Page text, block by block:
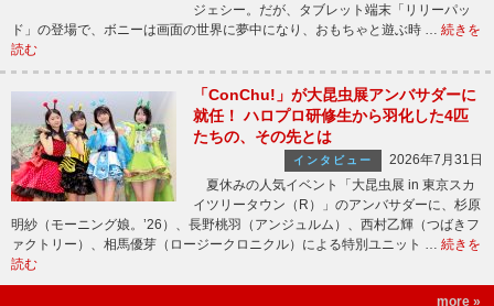
ジェシー。だが、タブレット端末「リリーパッ
ド」の登場で、ボニーは画面の世界に夢中になり、おもちゃと遊ぶ時 … 続きを
読む
「ConChu!」が大昆虫展アンバサダーに
就任！ ハロプロ研修生から羽化した4匹
たちの、その先とは
インタビュー
2026年7月31日
夏休みの人気イベント「大昆虫展 in 東京スカ
イツリータウン（R）」のアンバサダーに、杉原
明紗（モーニング娘。’26）、長野桃羽（アンジュルム）、西村乙輝（つばきフ
ァクトリー）、相馬優芽（ロージークロニクル）による特別ユニット … 続きを
読む
more »